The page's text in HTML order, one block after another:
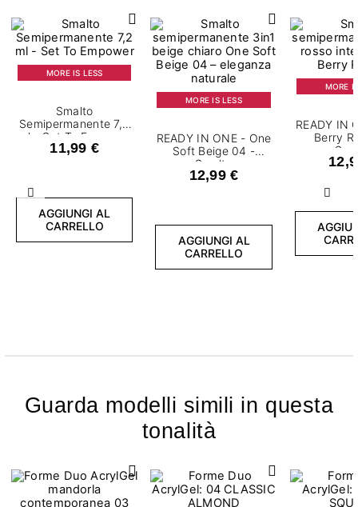
Precedente
MORE IS LESS
Smalto
Semipermanente 7,2
ml - Set To Empower
11,99 €
AGGIUNGI AL
CARRELLO
MORE IS LESS
READY IN ONE - One
Soft Beige 04 -
Smalto
semipermanente 7,2
12,99 €
AGGIUNGI AL
CARRELLO
MORE
READY IN
Berry
Guarda modelli simili in questa
tonalità